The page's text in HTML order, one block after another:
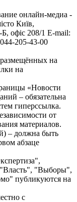
онлайн-медиа -
Київ,
офіс 208/1 E-mail:
205-43-00
на
на
«Новости
– обязательна
гиперссылка.
от
материалов.
– должна быть
абзаце
"Выборы",
публикуются на
с